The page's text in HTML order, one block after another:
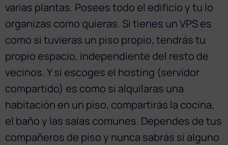
varias plantas. Posees todo el edificio y tu lo
organizas como quieras. Si tienes un VPS es
como si tuvieras un piso propio, tendrás tu
propio espacio, independiente del resto de
vecinos. Y si escoges el hosting (servidor
compartido) es como si alquilaras una
habitación en un piso, compartirás la cocina,
el baño y las salas comunes. Dependes de tus
compañeros de piso y nunca sabrás si alguno